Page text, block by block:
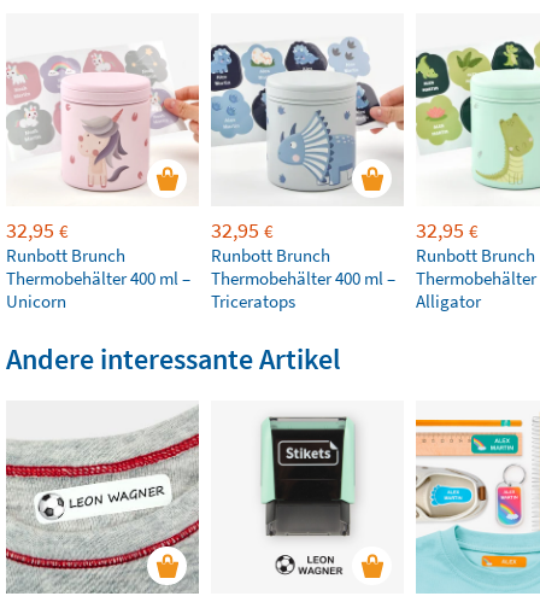
32,95 €
Runbott Brunch
Thermobehälter 400 ml –
Unicorn
32,95 €
Runbott Brunch
Thermobehälter 400 ml –
Triceratops
32,95 €
Runbott Brunch
Thermobehälter
Alligator
Andere interessante Artikel